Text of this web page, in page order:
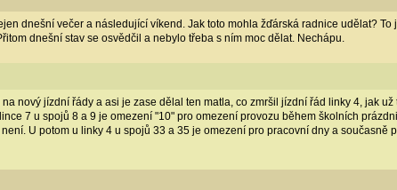
dnešní večer a následující víkend. Jak toto mohla žďárská radnice udělat?
dnešní stav se osvědčil a nebylo třeba s ním moc dělat. Nechápu.
nový jízdní řády a asi je zase dělal ten matla, co zmršil jízdní řád linky 4, jak
7 u spojů 8 a 9 je omezení "10" pro omezení provozu během školních
U potom u linky 4 u spojů 33 a 35 je omezení pro pracovní dny a současně